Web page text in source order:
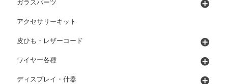
ガラスパーツ
アクセサリーキット
皮ひも・レザーコード
ワイヤー各種
ディスプレイ・什器